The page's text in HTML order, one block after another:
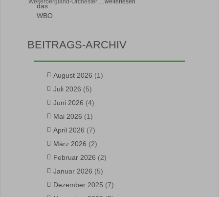
Weserbergland-Orchester …weiterlesen
BEITRAGS-ARCHIV
August 2026 (1)
Juli 2026 (5)
Juni 2026 (4)
Mai 2026 (1)
April 2026 (7)
März 2026 (2)
Februar 2026 (2)
Januar 2026 (5)
Dezember 2025 (7)